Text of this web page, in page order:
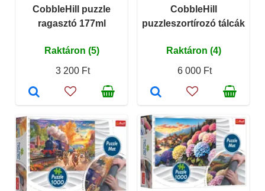
CobbleHill puzzle
ragasztó 177ml
Raktáron (5)
3 200 Ft
CobbleHill
puzzleszortírozó tálcák
Raktáron (4)
6 000 Ft